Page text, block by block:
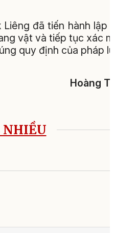
đã tiến hành lập
vật và tiếp tục xác
quy định của pháp
Hoàng
NHIỀU